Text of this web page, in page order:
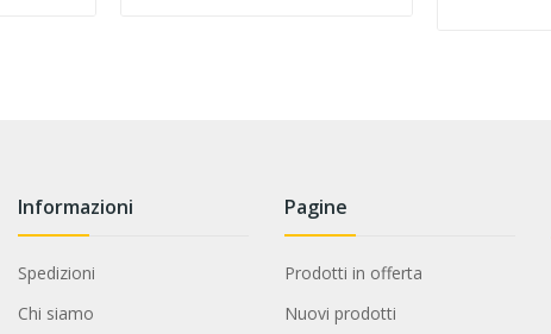
Informazioni
Spedizioni
Chi siamo
Pagine
Prodotti in offerta
Nuovi prodotti